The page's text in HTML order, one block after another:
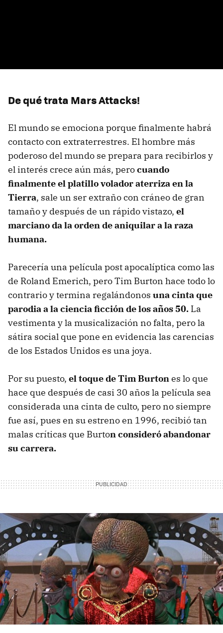
De qué trata Mars Attacks!
El mundo se emociona porque finalmente habrá
contacto con extraterrestres. El hombre más
poderoso del mundo se prepara para recibirlos y
el interés crece aún más, perocuando
finalmente el platillo volador aterriza en la
Tierra, sale un ser extraño con cráneo de gran
tamaño y después de un rápido vistazo, el
marciano da la orden de aniquilar a la raza
humana.
Parecería una película post apocalíptica como las
de Roland Emerich, pero Tim Burton hace todo lo
contrario y termina regalándonos una cinta que
parodia a la ciencia ficción de los años 50. La
vestimenta y la musicalización no falta, pero la
sátira social que pone en evidencia las carencias
de los Estados Unidos es una joya.
Por su puesto, el toque de Tim Burtones lo que
hace que después de casi 30 años la película sea
considerada una cinta de culto, pero no siempre
fue así, pues en su estreno en 1996, recibió tan
malas críticas que Burton consideró abandonar
su carrera.